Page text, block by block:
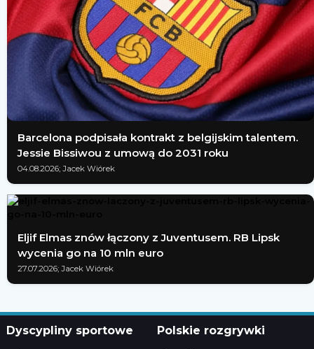
Barcelona podpisała kontrakt z belgijskim talentem.
Jessie Bissiwou z umową do 2031 roku
04.08.2026; Jacek Wiórek
Eljif Elmas znów łączony z Juventusem. RB Lipsk
wycenia go na 10 mln euro
27.07.2026; Jacek Wiórek
Dyscypliny sportowe Polskie rozgrywki